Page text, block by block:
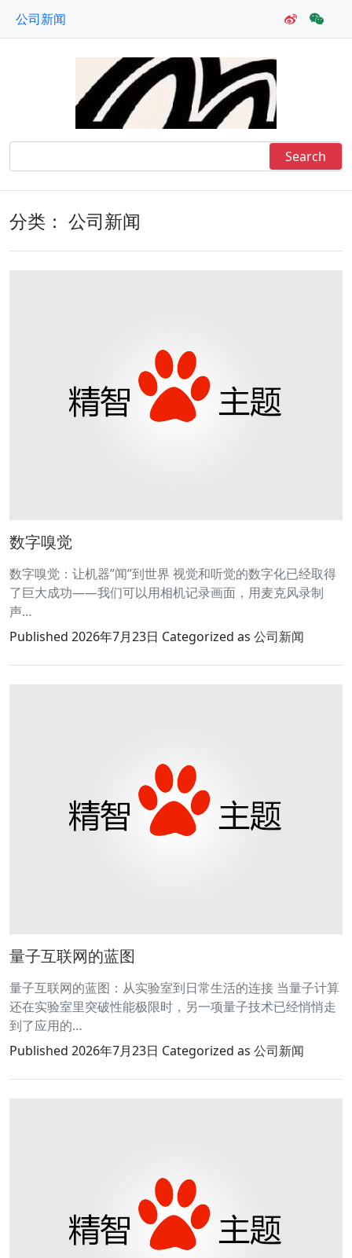
公司新闻
分类： 公司新闻
数字嗅觉
数字嗅觉：让机器”闻”到世界 视觉和听觉的数字化已经取得
了巨大成功——我们可以用相机记录画面，用麦克风录制
声…
Published 2026年7月23日 Categorized as 公司新闻
量子互联网的蓝图
量子互联网的蓝图：从实验室到日常生活的连接 当量子计算
还在实验室里突破性能极限时，另一项量子技术已经悄悄走
到了应用的…
Published 2026年7月23日 Categorized as 公司新闻